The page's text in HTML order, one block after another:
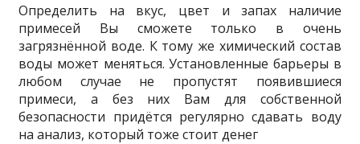
Определить на вкус, цвет и запах наличие
примесей Вы сможете только в очень
загрязнённой воде. К тому же химический состав
воды может меняться. Установленные барьеры в
любом случае не пропустят появившиеся
примеси, а без них Вам для собственной
безопасности придётся регулярно сдавать воду
на анализ, который тоже стоит денег